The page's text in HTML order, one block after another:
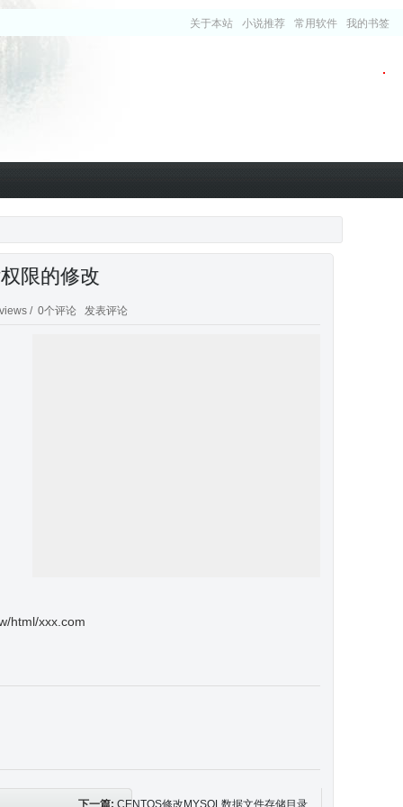
关于本站 小说推荐 常用软件 我的书签
限的修改
/ 0个评论 发表评论
html/xxx.com
下一篇:CENTOS修改MYSQL数据文件存储目录